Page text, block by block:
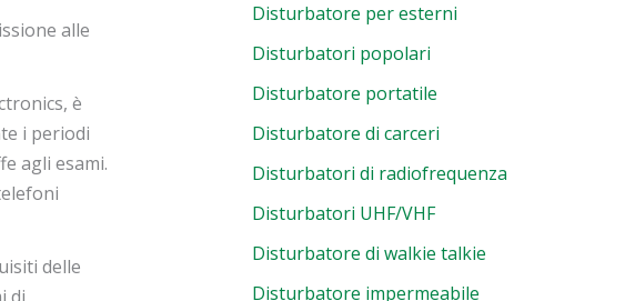
alle
è
i periodi
agli esami.
delle
Disturbatore per esterni
Disturbatori popolari
Disturbatore portatile
Disturbatore di carceri
Disturbatori di radiofrequenza
Disturbatori UHF/VHF
Disturbatore di walkie talkie
Disturbatore impermeabile